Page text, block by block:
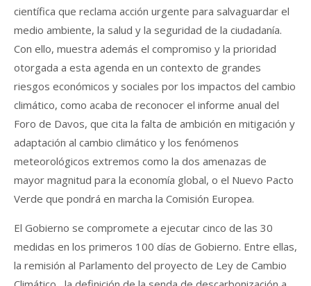
científica que reclama acción urgente para salvaguardar el
medio ambiente, la salud y la seguridad de la ciudadanía.
Con ello, muestra además el compromiso y la prioridad
otorgada a esta agenda en un contexto de grandes
riesgos económicos y sociales por los impactos del cambio
climático, como acaba de reconocer el informe anual del
Foro de Davos, que cita la falta de ambición en mitigación y
adaptación al cambio climático y los fenómenos
meteorológicos extremos como la dos amenazas de
mayor magnitud para la economía global, o el Nuevo Pacto
Verde que pondrá en marcha la Comisión Europea.
El Gobierno se compromete a ejecutar cinco de las 30
medidas en los primeros 100 días de Gobierno. Entre ellas,
la remisión al Parlamento del proyecto de Ley de Cambio